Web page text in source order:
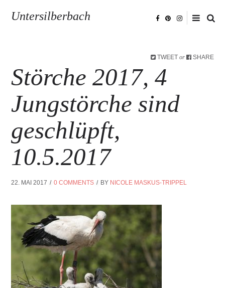
Untersilberbach
TWEET or SHARE
Störche 2017, 4
Jungstörche sind
geschlüpft,
10.5.2017
22. MAI 2017 0 COMMENTS BY NICOLE MASKUS-TRIPPEL